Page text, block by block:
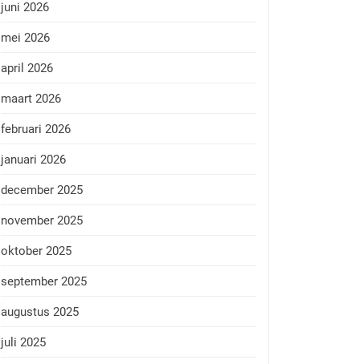
juni 2026
mei 2026
april 2026
maart 2026
februari 2026
januari 2026
december 2025
november 2025
oktober 2025
september 2025
augustus 2025
juli 2025